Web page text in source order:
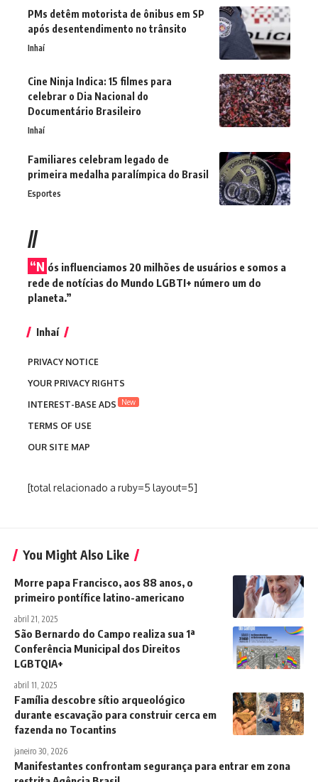
PMs detêm motorista de ônibus em SP
após desentendimento no trânsito
Inhaí
Cine Ninja Indica: 15 filmes para
celebrar o Dia Nacional do
Documentário Brasileiro
Inhaí
Familiares celebram legado de
primeira medalha paralímpica do Brasil
Esportes
//
“N ós influenciamos 20 milhões de usuários e somos a
rede de notícias do Mundo LGBTI+ número um do
planeta.”
Inhaí
PRIVACY NOTICE
YOUR PRIVACY RIGHTS
INTEREST-BASE ADS
New
TERMS OF USE
OUR SITE MAP
[total relacionado a ruby=5 layout=5]
You Might Also Like
Morre papa Francisco, aos 88 anos, o
primeiro pontífice latino-americano
abril 21, 2025
São Bernardo do Campo realiza sua 1ª
Conferência Municipal dos Direitos
LGBTQIA+
abril 11, 2025
Família descobre sítio arqueológico
durante escavação para construir cerca em
fazenda no Tocantins
janeiro 30, 2026
Manifestantes confrontam segurança para entrar em zona